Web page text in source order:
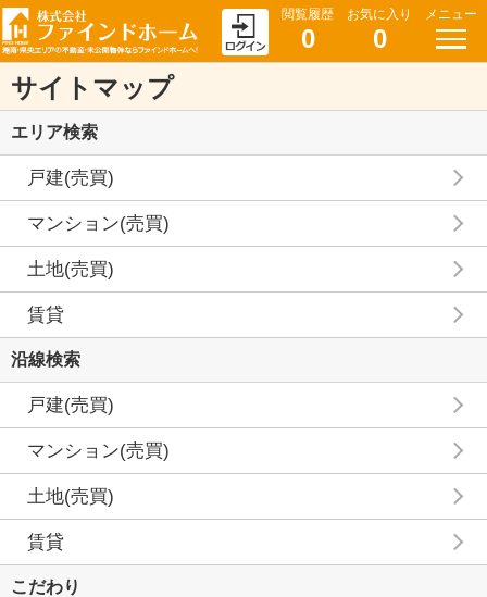
閲覧履歴
0
お気に入り
0
メニュー
サイトマップ
エリア検索
戸建(売買)
マンション(売買)
土地(売買)
賃貸
沿線検索
戸建(売買)
マンション(売買)
土地(売買)
賃貸
こだわり